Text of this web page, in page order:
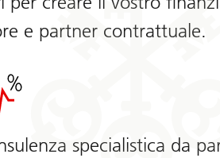
e partner contrattuale.
specialistica da